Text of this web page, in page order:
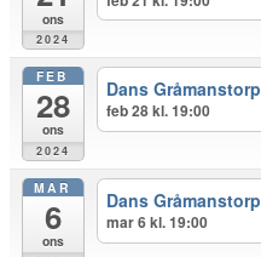
ons
2024
FEB
28
ons
2024
Dans Gråmanstorp
feb 28 kl. 19:00
MAR
6
ons
Dans Gråmanstorp
mar 6 kl. 19:00